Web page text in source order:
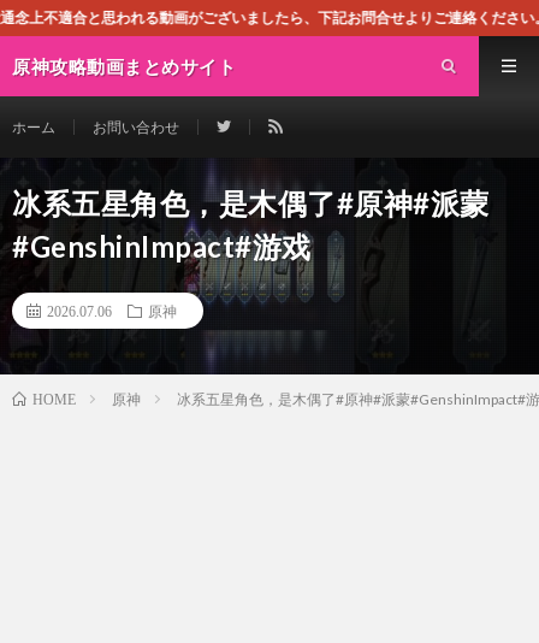
動画がございましたら、下記お問合せよりご連絡ください。即刻対処させ
原神攻略動画まとめサイト
ホーム お問い合わせ
冰系五星角色，是木偶了#原神#派蒙
#GenshinImpact#游戏
2026.07.06 原神
HOME 原神 冰系五星角色，是木偶了#原神#派蒙#GenshinImpact#